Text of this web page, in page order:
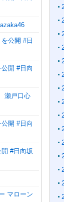
公開 #日
開 #日向
瀬戸口心
開 #日向
#日向坂
マローン